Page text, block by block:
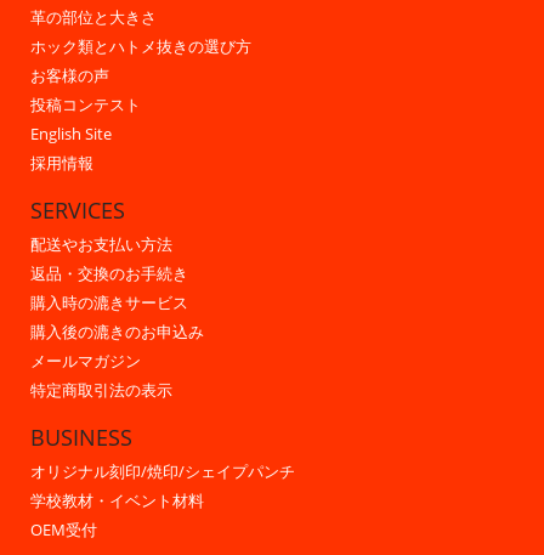
革の部位と大きさ
ホック類とハトメ抜きの選び方
お客様の声
投稿コンテスト
English Site
採用情報
SERVICES
配送やお支払い方法
返品・交換のお手続き
購入時の漉きサービス
購入後の漉きのお申込み
メールマガジン
特定商取引法の表示
BUSINESS
オリジナル刻印/焼印/シェイプパンチ
学校教材・イベント材料
OEM受付